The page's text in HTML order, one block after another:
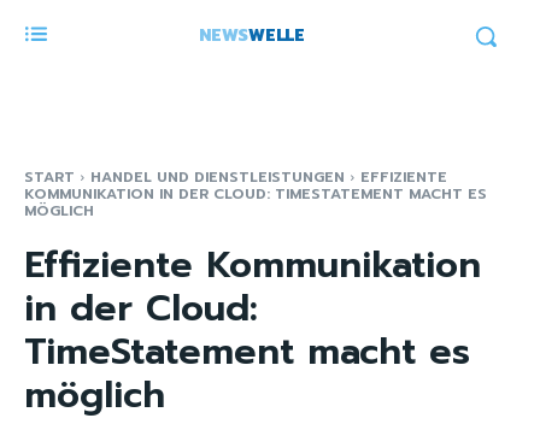
NEWSWELLE
START HANDEL UND DIENSTLEISTUNGEN EFFIZIENTE
KOMMUNIKATION IN DER CLOUD: TIMESTATEMENT MACHT ES
MÖGLICH
Effiziente Kommunikation
in der Cloud:
TimeStatement macht es
möglich